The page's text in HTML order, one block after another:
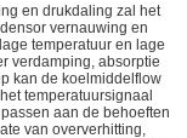
en drukdaling zal het
vernauwing en
temperatuur en lage
verdamping, absorptie
kan de koelmiddelflow
temperatuursignaal
aan de behoeften
van oververhitting,